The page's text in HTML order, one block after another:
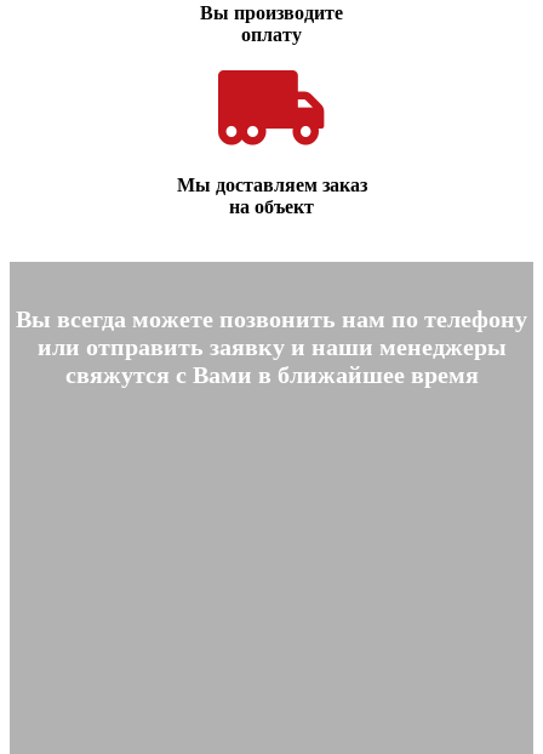
Вы производите
оплату
Мы доставляем заказ
на объект
Вы всегда можете позвонить нам по телефону
или отправить заявку и наши менеджеры
свяжутся с Вами в ближайшее время